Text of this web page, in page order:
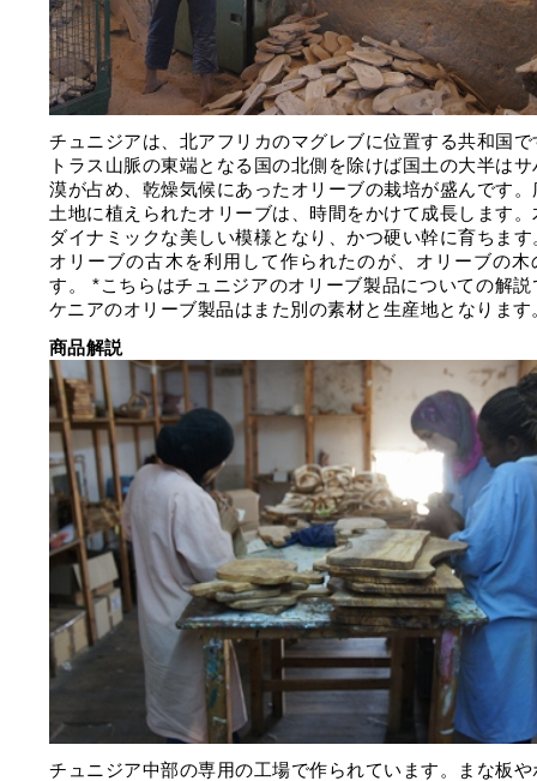
チュニジアは、北アフリカのマグレブに位置する共和国
トラス山脈の東端となる国の北側を除けば国土の大半は
漠が占め、乾燥気候にあったオリーブの栽培が盛んです
土地に植えられたオリーブは、時間をかけて成長します
ダイナミックな美しい模様となり、かつ硬い幹に育ちま
オリーブの古木を利用して作られたのが、オリーブの木
す。 *こちらはチュニジアのオリーブ製品についての解説
ケニアのオリーブ製品はまた別の素材と生産地となります
商品解説
チュニジア中部の専用の工場で作られています。まな板